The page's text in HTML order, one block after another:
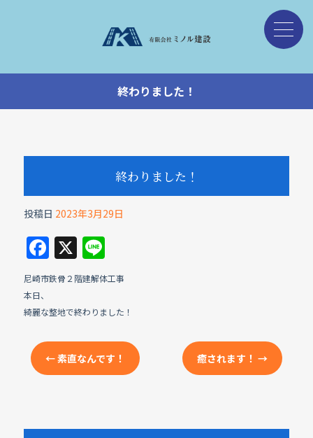
終わりました！
終わりました！
投稿日 2023年3月29日
F
a
c
e
b
o
o
X Li
n
e
尼崎市鉄骨２階建解体工事
本日、
綺麗な整地で終わりました！
←素直なんです！ 癒されます！→